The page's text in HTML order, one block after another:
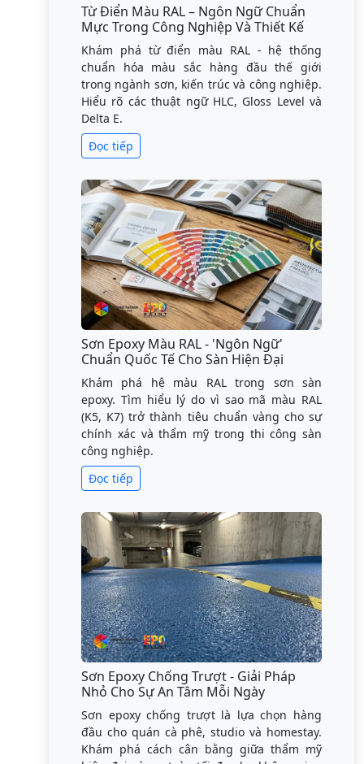
Từ Điển Màu RAL – Ngôn Ngữ Chuẩn
Mực Trong Công Nghiệp Và Thiết Kế
Khám phá từ điển màu RAL - hệ thống
chuẩn hóa màu sắc hàng đầu thế giới
trong ngành sơn, kiến trúc và công nghiệp.
Hiểu rõ các thuật ngữ HLC, Gloss Level và
Delta E.
Đọc tiếp
Sơn Epoxy Màu RAL - 'Ngôn Ngữ'
Chuẩn Quốc Tế Cho Sàn Hiện Đại
Khám phá hệ màu RAL trong sơn sàn
epoxy. Tìm hiểu lý do vì sao mã màu RAL
(K5, K7) trở thành tiêu chuẩn vàng cho sự
chính xác và thẩm mỹ trong thi công sàn
công nghiệp.
Đọc tiếp
Sơn Epoxy Chống Trượt - Giải Pháp
Nhỏ Cho Sự An Tâm Mỗi Ngày
Sơn epoxy chống trượt là lựa chọn hàng
đầu cho quán cà phê, studio và homestay.
Khám phá cách cân bằng giữa thẩm mỹ